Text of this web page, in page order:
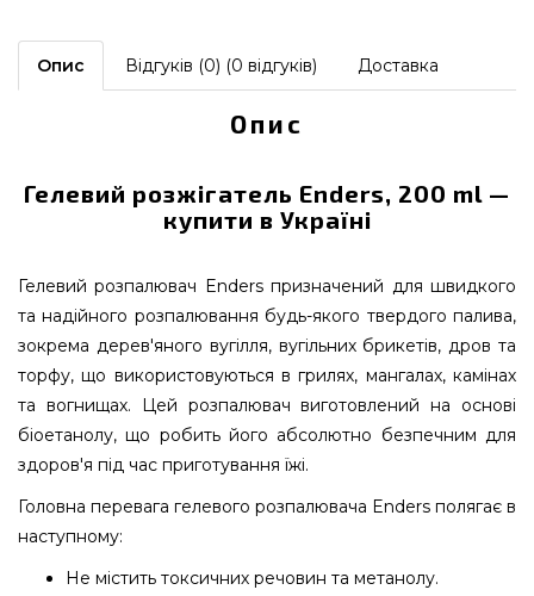
Опис Відгуків (0) (0 відгуків) Доставка
Опис
Гелевий розжігатель Enders, 200 ml —
купити в Україні
Гелевий розпалювач Enders призначений для швидкого
та надійного розпалювання будь-якого твердого палива,
зокрема дерев'яного вугілля, вугільних брикетів, дров та
торфу, що використовуються в грилях, мангалах, камінах
та вогнищах. Цей розпалювач виготовлений на основі
біоетанолу, що робить його абсолютно безпечним для
здоров'я під час приготування їжі.
Головна перевага гелевого розпалювача Enders полягає в
наступному:
Не містить токсичних речовин та метанолу.